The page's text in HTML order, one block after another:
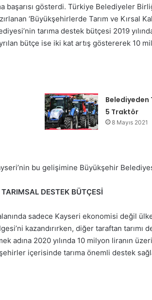
gösterdi. Türkiye Belediyeler
‘Büyükşehirlerde Tarım ve Kırsal
tarıma destek bütçesi 2019
bütçe ise iki kat artış göstererek 10
Belediyeden
5 Traktör
8 Mayıs 2021
bu gelişimine Büyükşehir
DESTEK BÜTÇESİ
sadece Kayseri ekonomisi değil
kazandırırken, diğer taraftan tarımı
adına 2020 yılında 10 milyon liranın
içerisinde tarıma önemli destek